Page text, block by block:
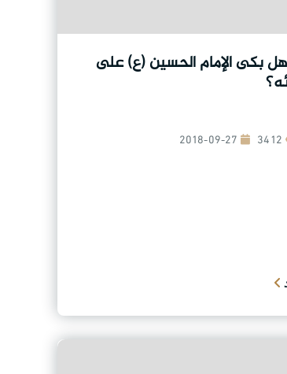
بكى الإمام الحسين (ع) على
2018-09-27